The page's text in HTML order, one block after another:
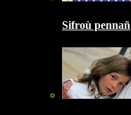
Sifroù pennañ